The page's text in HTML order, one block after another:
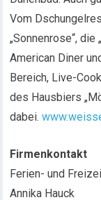
Vom
„Sonnenrose“, die
American Diner
Bereich, Live-
des Hausbiers
dabei.
Firmenkontakt
Ferien- und
Annika Hauck